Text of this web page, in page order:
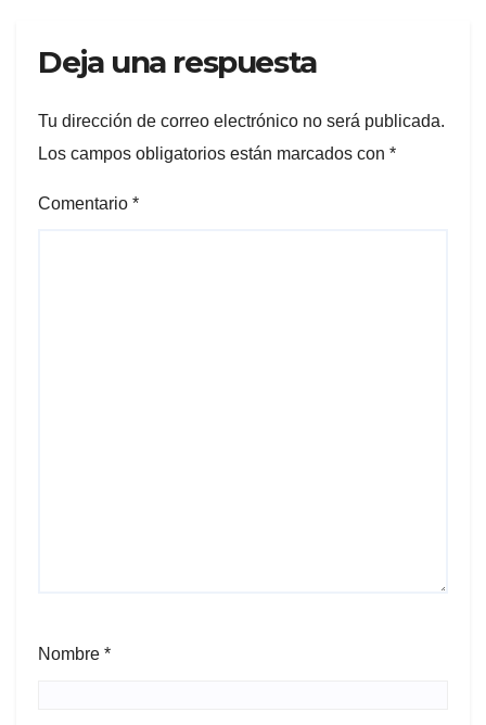
Deja una respuesta
Tu dirección de correo electrónico no será publicada.
Los campos obligatorios están marcados con *
Comentario *
Nombre *